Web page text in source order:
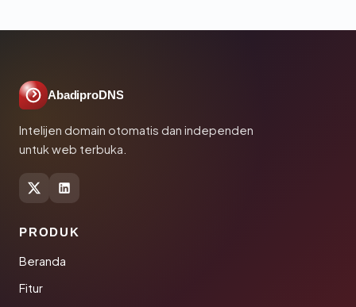
AbadiproDNS
Intelijen domain otomatis dan independen
untuk web terbuka.
PRODUK
Beranda
Fitur